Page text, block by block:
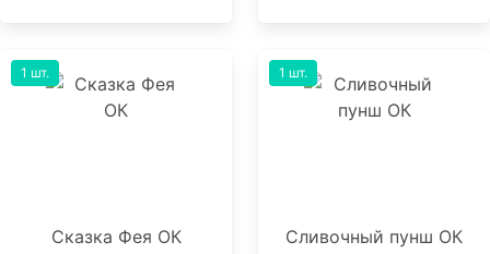
Сказка Фея ОК
1 шт.
Сливочный пунш ОК
1 шт.